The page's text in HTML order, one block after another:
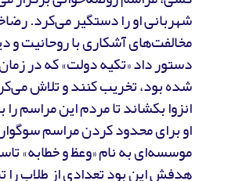
شهربانی او را دستگیر می‌کرد.
مخالفت‌های آشکاری با روحانیت و
دستور داد «تکیه دولت» که در
شده بود، تخریب کنند و تلاش
انزوا بکشاند تا مردم این مراسم را
او برای محدود کردن مراسم
موسسه‌ای به نام «وعظ و خطابه»
هدفش این بود تعدادی از طلاب را